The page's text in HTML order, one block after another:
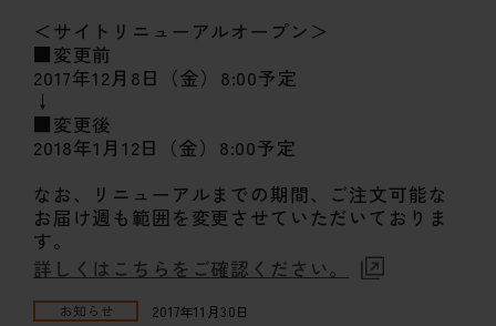
＜サイトリニューアルオープン＞
■変更前
2017年12月8日（金）8:00予定
↓
■変更後
2018年1月12日（金）8:00予定
なお、リニューアルまでの期間、ご注文可能な
お届け週も範囲を変更させていただいておりま
す。
詳しくはこちらをご確認ください。
お知らせ 2017年11月30日